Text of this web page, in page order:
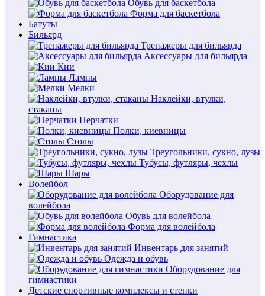
Обувь для баскетбола
Форма для баскетбола
Батуты
Бильярд
Тренажеры для бильярда
Аксессуары для бильярда
Кии
Лампы
Мелки
Наклейки, втулки,
стаканы
Перчатки
Полки, киевницы
Столы
Треугольники, сукно, лузы
Тубусы, футляры, чехлы
Шары
Волейбол
Оборудование для
волейбола
Обувь для волейбола
Форма для волейбола
Гимнастика
Инвентарь для занятий
Одежда и обувь
Оборудование для
гимнастики
Детские спортивные комплексы и стенки